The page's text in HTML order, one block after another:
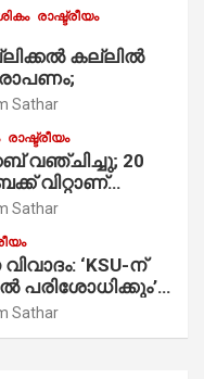
രാഷ്ട്രീയം
കല്ലിൽ
Sathar
രാഷ്ട്രീയം
വഞ്ചിച്ചു; 20
വിറ്റാണ്
ഇപ്പോള്‍
എടുക്കില്ല;
ദുരനുഭവങ്ങള്‍
Sathar
‘KSU-ന്
പരിശോധിക്കും’;
Sathar